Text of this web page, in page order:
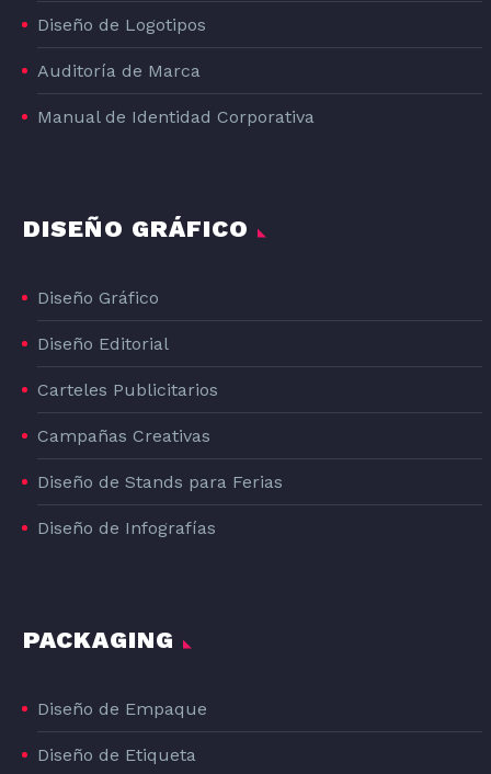
Diseño de Logotipos
Auditoría de Marca
Manual de Identidad Corporativa
DISEÑO GRÁFICO
Diseño Gráfico
Diseño Editorial
Carteles Publicitarios
Campañas Creativas
Diseño de Stands para Ferias
Diseño de Infografías
PACKAGING
Diseño de Empaque
Diseño de Etiqueta